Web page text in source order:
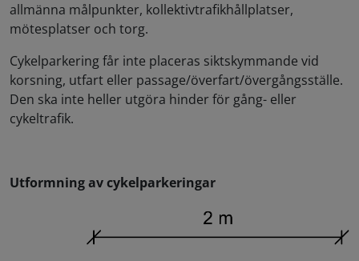
allmänna målpunkter, kollektivtrafikhållplatser,
mötesplatser och torg.
Cykelparkering får inte placeras siktskymmande vid
korsning, utfart eller passage/överfart/övergångsställe.
Den ska inte heller utgöra hinder för gång- eller
cykeltrafik.
Utformning av cykelparkeringar